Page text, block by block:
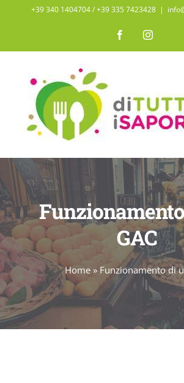
contenuto
+39 340 1404704 / ‭+39 335 7423428‬ |
Facebook
GAC
Home» Funzionamento di